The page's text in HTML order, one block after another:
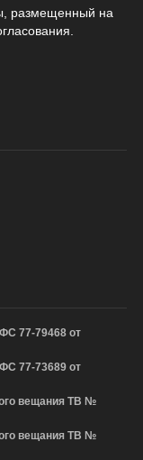
размещенный на
77-79468 от
77-73689 от
вещания ТВ №
вещания ТВ №